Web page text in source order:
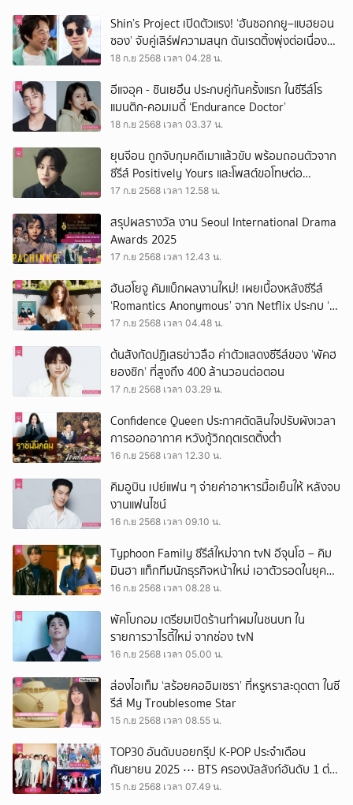
Shin’s Project เปิดตัวแรง! ‘ฮันซอกกยู–แบฮยอน
ซอง’ จับคู่เสิร์ฟความสนุก ดันเรตติ้งพุ่งต่อเนื่อง
ตั้งแต่สัปดาห์แรก
18 ก.ย 2568 เวลา 04.28 น.
อีแจอุค - ชินเยอึน ประกบคู่กันครั้งแรก ในซีรีส์โร
แมนติก-คอมเมดี้ ‘Endurance Doctor’
18 ก.ย 2568 เวลา 03.37 น.
ยุนจีอน ถูกจับกุมคดีเมาแล้วขับ พร้อมถอนตัวจาก
ซีรีส์ Positively Yours และโพสต์ขอโทษต่อ
สาธารณะ
17 ก.ย 2568 เวลา 12.58 น.
สรุปผลรางวัล งาน Seoul International Drama
Awards 2025
17 ก.ย 2568 เวลา 12.43 น.
ฮันฮโยจู คัมแบ็กผลงานใหม่! เผยเบื้องหลังซีรีส์
‘Romantics Anonymous’ จาก Netflix ประกบ ‘โอ
กุริ ชุน’ นักแสดงญี่ปุ่น
17 ก.ย 2568 เวลา 04.48 น.
ต้นสังกัดปฏิเสธข่าวลือ ค่าตัวแสดงซีรีส์ของ ‘พัคฮ
ยองชิก’ ที่สูงถึง 400 ล้านวอนต่อตอน
17 ก.ย 2568 เวลา 03.29 น.
Confidence Queen ประกาศตัดสินใจปรับผังเวลา
การออกอากาศ หวังกู้วิกฤตเรตติ้งต่ำ
16 ก.ย 2568 เวลา 12.30 น.
คิมอูบิน เปย์แฟน ๆ จ่ายค่าอาหารมื้อเย็นให้ หลังจบ
งานแฟนไซน์
16 ก.ย 2568 เวลา 09.10 น.
Typhoon Family ซีรีส์ใหม่จาก tvN อีจุนโฮ – คิม
มินฮา แท็กทีมนักธุรกิจหน้าใหม่ เอาตัวรอดในยุค
วิกฤต IMF
16 ก.ย 2568 เวลา 08.28 น.
พัคโบกอม เตรียมเปิดร้านทำผมในชนบท ใน
รายการวาไรตี้ใหม่ จากช่อง tvN
16 ก.ย 2568 เวลา 05.00 น.
ส่องไอเท็ม ‘สร้อยคออิมเซรา’ ที่หรูหราสะดุดตา ในซี
รีส์ My Troublesome Star
15 ก.ย 2568 เวลา 08.55 น.
TOP30 อันดับบอยกรุ๊ป K-POP ประจำเดือน
กันยายน 2025 ⋯ BTS ครองบัลลังก์อันดับ 1 ต่อ
เนื่องเป็นเดือนที่ 3
15 ก.ย 2568 เวลา 07.49 น.